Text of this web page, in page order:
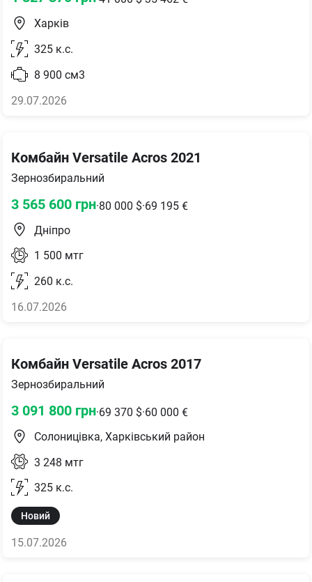
Харків
325 к.с.
8 900 см3
29.07.2026
Комбайн Versatile Acros 2021
Зернозбиральний
3 565 600 грн·80 000 $·69 195 €
Дніпро
1 500 мтг
260 к.с.
16.07.2026
Комбайн Versatile Acros 2017
Зернозбиральний
3 091 800 грн·69 370 $·60 000 €
Солоницівка, Харківський район
3 248 мтг
325 к.с.
Новий
15.07.2026